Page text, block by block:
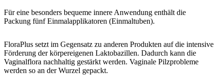
Für eine besonders bequeme innere Anwendung enthält die
Packung fünf Einmalapplikatoren (Einmaltuben).
FloraPlus setzt im Gegensatz zu anderen Produkten auf die intensive
Förderung der körpereigenen Laktobazillen. Dadurch kann die
Vaginalflora nachhaltig gestärkt werden. Vaginale Pilzprobleme
werden so an der Wurzel gepackt.